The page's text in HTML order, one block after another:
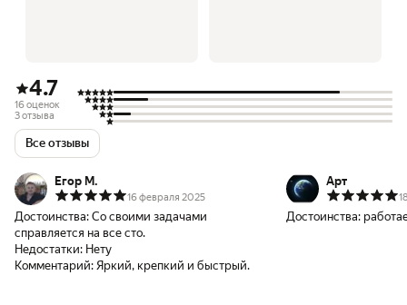
4.7
16 оценок
3 отзыва
Все отзывы
Егор М.
16 февраля 2025
Достоинства: Со своими задачами
справляется на все сто.
Недостатки: Нету
Комментарий: Яркий, крепкий и быстрый.
Арт
Достоинства: